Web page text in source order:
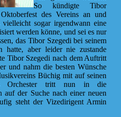
So kündigte Tibor
des Vereins an und
sogar irgendwann eine
werden könne, und sei es nur
das Tibor Szegedi bei seinem
hatte, aber leider nie zustande
Tibor Szegedi nach dem Auftritt
und nahm die besten Wünsche
Büchig mit auf seinen
Orchester tritt nun in die
auf der Suche nach einer neuen
steht der Vizedirigent Armin